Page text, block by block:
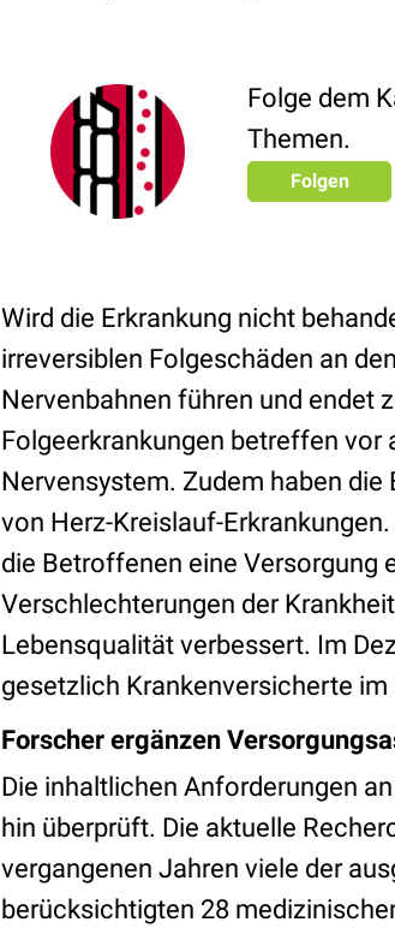
Folge dem
Themen.
Folgen
Wird die Erkrankung nicht
irreversiblen Folgeschäden an
Nervenbahnen führen und endet
Folgeerkrankungen betreffen vor
Nervensystem. Zudem haben
von Herz-Kreislauf-
die Betroffenen eine Versorgung
Verschlechterungen der
Lebensqualität verbessert. Im
gesetzlich Krankenversicherte
Forscher ergänzen
Die inhaltlichen Anforderungen
hin überprüft. Die aktuelle
vergangenen Jahren viele der
berücksichtigten 28